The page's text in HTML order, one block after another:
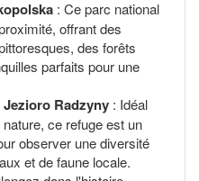
: Ce parc national
offrant des
des forêts
parfaits pour une
Jezioro Radzyny : Idéal
ce refuge est un
observer une diversité
et de faune locale.